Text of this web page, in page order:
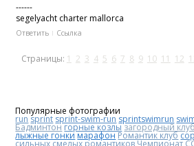
------
segelyacht charter mallorca
Ответить Ссылка
Страницы: 1 2 3 4 5 6 7 8 9 10 11 12
Популярные фотографии
run sprint sprint-swim-run sprintswimrun
Бадминтонгорные козлы загородный
лыжные гонки марафонРомантик клуб
сильных смелых романтиковЧемпионат